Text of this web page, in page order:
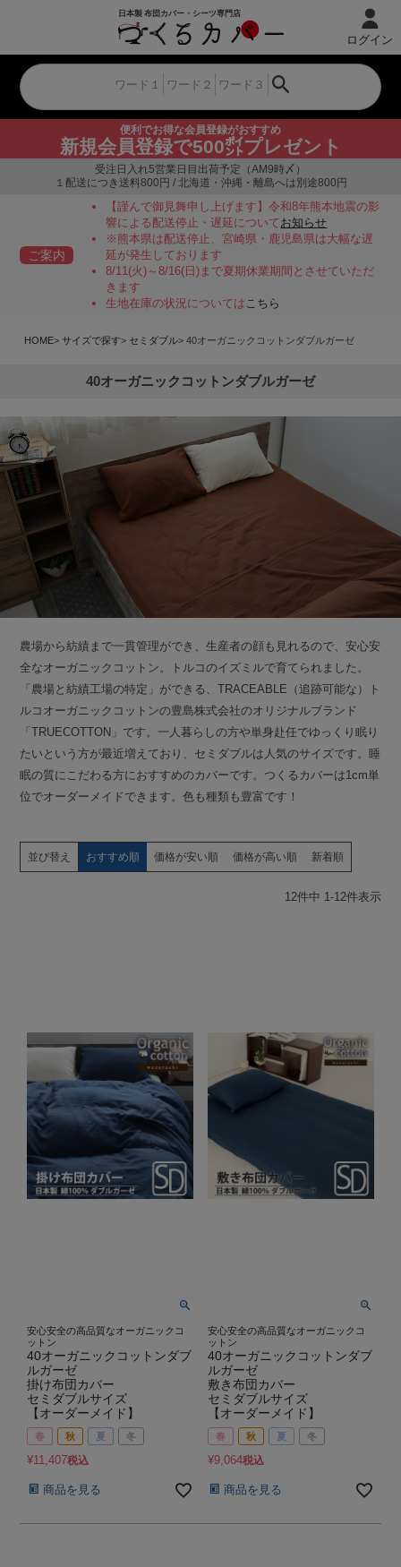
便利でお得な会員登録がおすすめ
新規会員登録で500㌽プレゼント
ログイン
受注日入れ5営業日目出荷予定（AM9時〆）
１配送につき送料800円 / 北海道・沖縄・離島へは別途800円
ご案内
【謹んで御見舞申し上げます】令和8年熊本地震の影
響による配送停止・遅延についてお知らせ
※熊本県は配送停止、宮崎県・鹿児島県は大幅な遅
延が発生しております
8/11(火)～8/16(日)まで夏期休業期間とさせていただ
きます
生地在庫の状況についてはこちら
HOME サイズで探す セミダブル 40オーガニックコットンダブルガーゼ
40オーガニックコットンダブルガーゼ
農場から紡績まで一貫管理ができ、生産者の顔も見れるので、安心安
全なオーガニックコットン。トルコのイズミルで育てられました。
「農場と紡績工場の特定」ができる、TRACEABLE（追跡可能な）ト
ルコオーガニックコットンの豊島株式会社のオリジナルブランド
「TRUECOTTON」です。一人暮らしの方や単身赴任でゆっくり眠り
たいという方が最近増えており、セミダブルは人気のサイズです。睡
眠の質にこだわる方におすすめのカバーです。つくるカバーは1cm単
位でオーダーメイドできます。色も種類も豊富です！
並び替え おすすめ順 価格が安い順 価格が高い順 新着順
12件中 1 -12件表示
安心安全の高品質なオーガニックコ
ットン
40オーガニックコットンダブ
ルガーゼ
掛け布団カバー
セミダブルサイズ
【オーダーメイド】
春 秋 夏 冬
¥11,407税込
商品を見る
安心安全の高品質なオーガニックコ
ットン
40オーガニックコットンダブ
ルガーゼ
敷き布団カバー
セミダブルサイズ
【オーダーメイド】
春 秋 夏 冬
¥9,064税込
商品を見る